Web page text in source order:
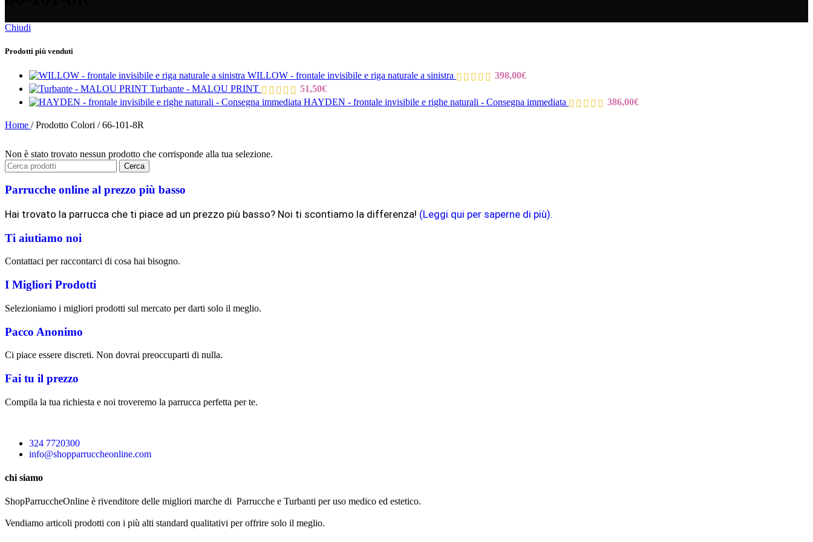
Chiudi
Prodotti più venduti
WILLOW - frontale invisibile e riga naturale a sinistra 398,00€
Turbante - MALOU PRINT
51,50€
HAYDEN - frontale invisibile e righe naturali - Consegna immediata
386,00€
Home / Prodotto Colori / 66-101-8R
Non è stato trovato nessun prodotto che corrisponde alla tua selezione.
Cerca
Parrucche online al prezzo più basso
Hai trovato la parrucca che ti piace ad un prezzo più basso? Noi ti scontiamo la differenza! (Leggi qui per saperne di più).
Ti aiutiamo noi
Contattaci per raccontarci di cosa hai bisogno.
I Migliori Prodotti
Selezioniamo i migliori prodotti sul mercato per darti solo il meglio.
Pacco Anonimo
Ci piace essere discreti. Non dovrai preoccuparti di nulla.
Fai tu il prezzo
Compila la tua richiesta e noi troveremo la parrucca perfetta per te.
324 7720300
info@shopparruccheonline.com
chi siamo
ShopParruccheOnline è rivenditore delle migliori marche di Parrucche e Turbanti per uso medico ed estetico.
Vendiamo articoli prodotti con i più alti standard qualitativi per offrire solo il meglio.